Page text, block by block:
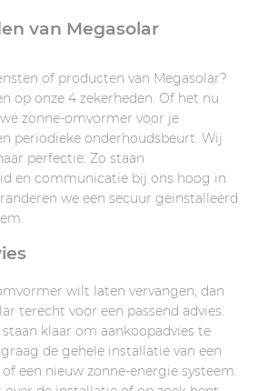
van Megasolar
of producten van Megasolar?
op onze 4 zekerheden. Of het nu
zonne-omvormer voor je
periodieke onderhoudsbeurt. Wij
perfectie. Zo staan
en communicatie bij ons hoog in
we een secuur geïnstalleerd
wilt laten vervangen, dan
terecht voor een passend advies.
klaar om aankoopadvies te
de gehele installatie van een
een nieuw zonne-energie systeem.